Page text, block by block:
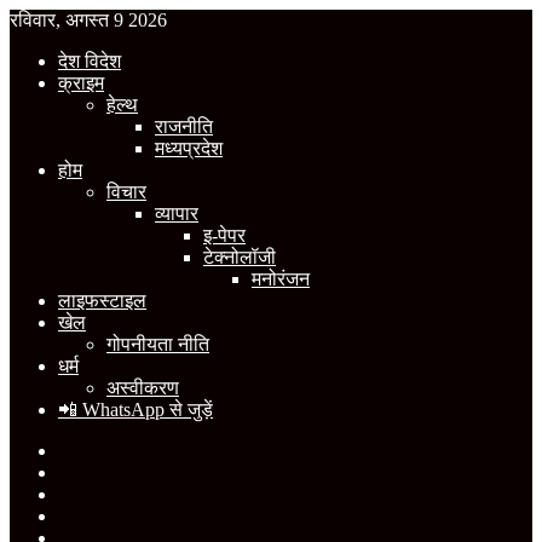
रविवार, अगस्त 9 2026
देश विदेश
क्राइम
हेल्थ
राजनीति
मध्यप्रदेश
होम
विचार
व्यापार
इ-पेपर
टेक्नोलॉजी
मनोरंजन
लाइफस्टाइल
खेल
गोपनीयता नीति
धर्म
अस्वीकरण
📲 WhatsApp से जुड़ें